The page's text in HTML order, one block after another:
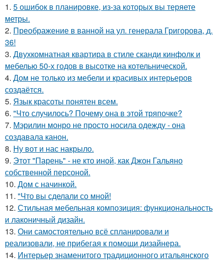
1. 5 ошибок в планировке, из-за которых вы теряете
метры.
2. Преображение в ванной на ул. генерала Григорова, д.
36!
3. Двухкомнатная квартира в стиле сканди кинфолк и
мебелью 50-х годов в высотке на котельнической.
4. Дом не только из мебели и красивых интерьеров
создаётся.
5. Язык красоты понятен всем.
6. "Что случилось? Почему она в этой тряпочке?
7. Мэрилин монро не просто носила одежду - она
создавала канон.
8. Ну вот и нас накрыло.
9. Этот "Парень" - не кто иной, как Джон Гальяно
собственной персоной.
10. Дом с начинкой.
11. "Что вы сделали со мной!
12. Стильная мебельная композиция: функциональность
и лаконичный дизайн.
13. Они самостоятельно всё спланировали и
реализовали, не прибегая к помощи дизайнера.
14. Интерьер знаменитого традиционного итальянского